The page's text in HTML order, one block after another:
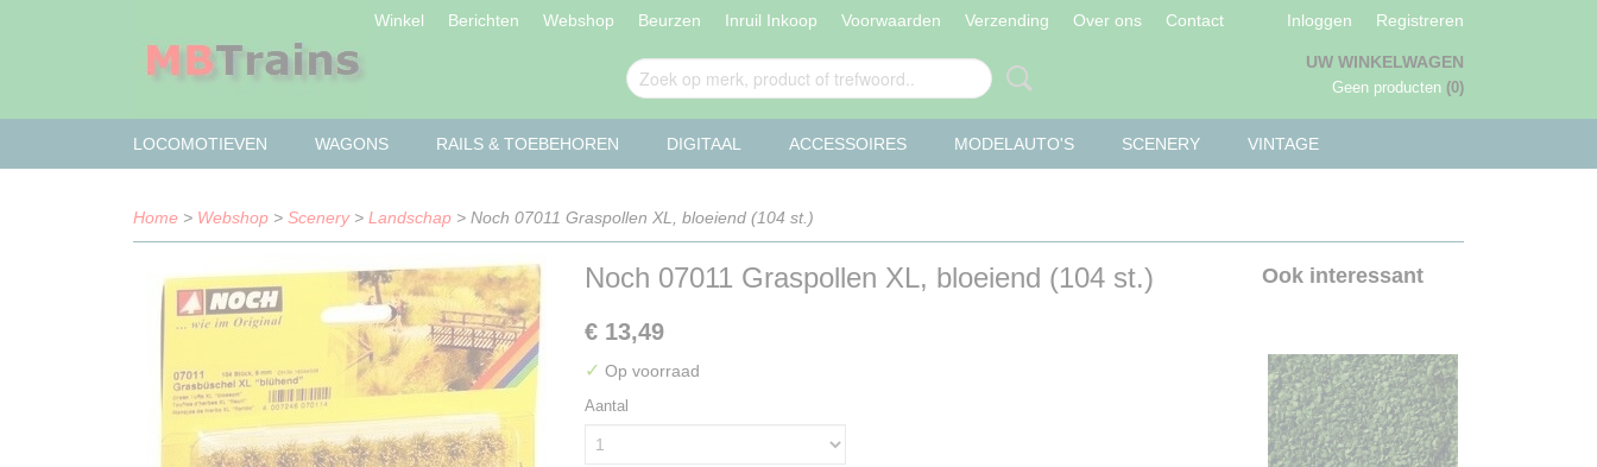
Winkel Berichten Webshop Beurzen Inruil Inkoop Voorwaarden Verzending Over ons Contact Inloggen Registreren
UW WINKELWAGEN
Geen producten (0)
LOCOMOTIEVEN WAGONS RAILS & TOEBEHOREN DIGITAAL ACCESSOIRES MODELAUTO'S SCENERY VINTAGE
Home > Webshop > Scenery> Landschap > Noch 07011 Graspollen XL, bloeiend (104 st.)
Noch 07011 Graspollen XL, bloeiend (104 st.)
€ 13,49
✓ Op voorraad
Aantal
Ook interessant